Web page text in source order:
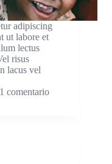
adipiscing
ut labore et
lectus
risus
lacus vel
1 comentario